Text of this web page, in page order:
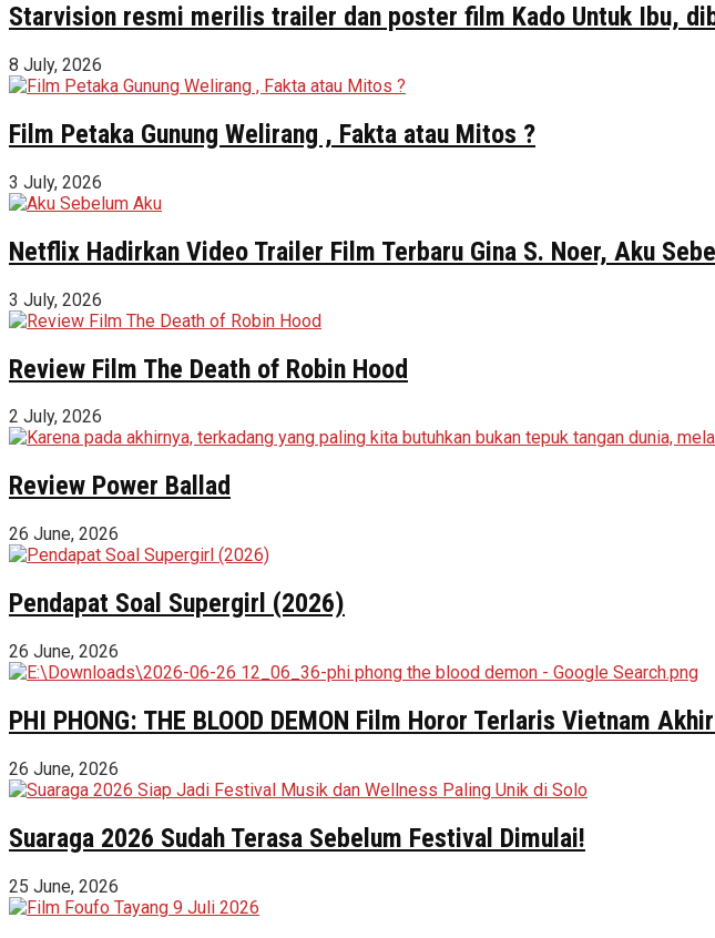
Starvision resmi merilis trailer dan poster film Kado Untuk Ibu,
8 July, 2026
Film Petaka Gunung Welirang , Fakta atau Mitos ?
3 July, 2026
Netflix Hadirkan Video Trailer Film Terbaru Gina S. Noer, Aku
3 July, 2026
Review Film The Death of Robin Hood
2 July, 2026
Review Power Ballad
26 June, 2026
Pendapat Soal Supergirl (2026)
26 June, 2026
PHI PHONG: THE BLOOD DEMON Film Horor Terlaris Vietnam
26 June, 2026
Suaraga 2026 Sudah Terasa Sebelum Festival Dimulai!
25 June, 2026